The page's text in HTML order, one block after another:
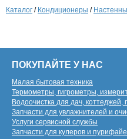
Каталог / Кондиционеры /
ПОКУПАЙТЕ У НАС
Малая бытовая техника
Термометры, гигрометры,
Водоочистка для дач,
Запчасти для увлажнителей и
Услуги сервисной службы
Запчасти для кулеров и